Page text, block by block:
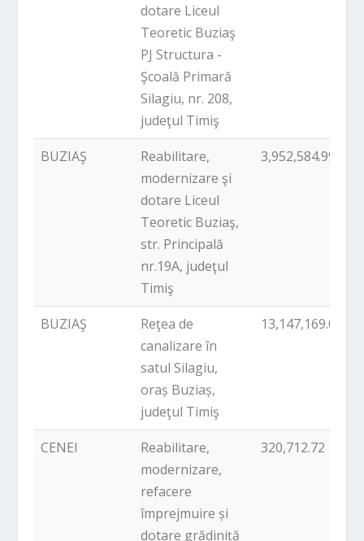
dotare Liceul
Teoretic Buziaş
PJ Structura -
Şcoală Primară
Silagiu, nr. 208,
judeţul Timiş
BUZIAŞ
Reabilitare,
modernizare şi
dotare Liceul
Teoretic Buziaş,
str. Principală
nr.19A, judeţul
Timiş
3,952,584.99
BUZIAŞ
Reţea de
canalizare în
satul Silagiu,
oraș Buziaș,
judeţul Timiş
13,147,169.00
CENEI
Reabilitare,
modernizare,
refacere
împrejmuire și
dotare grădiniță
320,712.72